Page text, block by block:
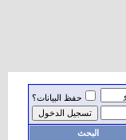
حفظ البيانات؟
البحث